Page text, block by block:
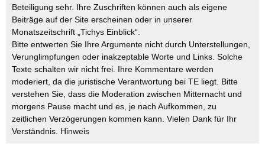
Beteiligung sehr. Ihre Zuschriften können auch als eigene
Beiträge auf der Site erscheinen oder in unserer
Monatszeitschrift „Tichys Einblick“.
Bitte entwerten Sie Ihre Argumente nicht durch Unterstellungen,
Verunglimpfungen oder inakzeptable Worte und Links. Solche
Texte schalten wir nicht frei. Ihre Kommentare werden
moderiert, da die juristische Verantwortung bei TE liegt. Bitte
verstehen Sie, dass die Moderation zwischen Mitternacht und
morgens Pause macht und es, je nach Aufkommen, zu
zeitlichen Verzögerungen kommen kann. Vielen Dank für Ihr
Verständnis. Hinweis